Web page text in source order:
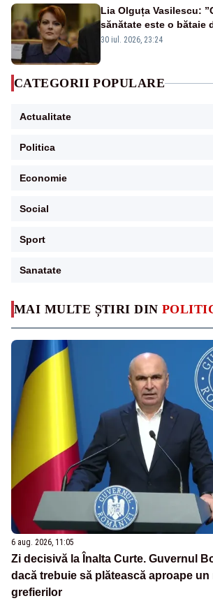
MAI MULTE ȘTIRI DIN
6 aug. 2026, 11:05
Zi decisivă la Înalta Curte. Guvernul
dacă trebuie să plătească aproape
grefierilor
Lia Olguța Vasilescu:
sănătate este o bătaie
guvernează
30 iul. 2026, 23:24
CATEGORII POPULARE
Actualitate
Politica
Economie
Social
Sport
Sanatate